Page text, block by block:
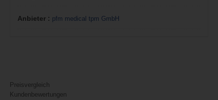
Anbieter : pfm medical tpm GmbH
Preisvergleich
Kundenbewertungen